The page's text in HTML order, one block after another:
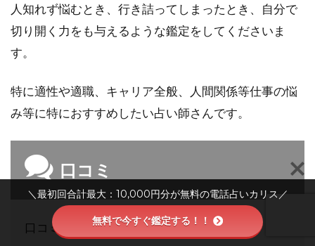
人知れず悩むとき、行き詰ってしまったとき、自分で
切り開く力をも与えるような鑑定をしてくださいま
す。
特に適性や適職、キャリア全般、人間関係等仕事の悩
み等に特におすすめしたい占い師さんです。
口コミ
口コミ①
＼最初回合計最大：10,000円分が無料の電話占いカリス／
無料で今すぐ鑑定する！！